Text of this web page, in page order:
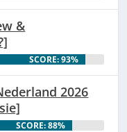
&
SCORE: 93%
2026
SCORE: 88%